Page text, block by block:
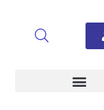
contenido